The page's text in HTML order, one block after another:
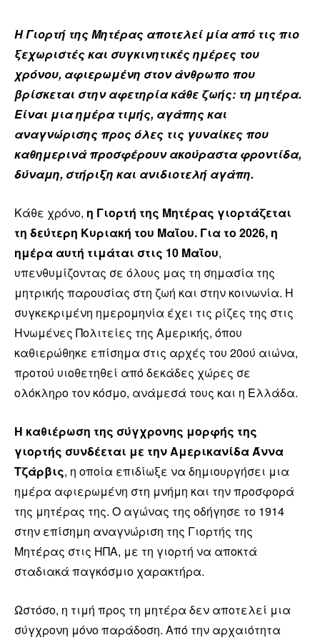
Η Γιορτή της Μητέρας αποτελεί μία από τις πιο
ξεχωριστές και συγκινητικές ημέρες του
χρόνου, αφιερωμένη στον άνθρωπο που
βρίσκεται στην αφετηρία κάθε ζωής: τη μητέρα.
Είναι μια ημέρα τιμής, αγάπης και
αναγνώρισης προς όλες τις γυναίκες που
καθημερινά προσφέρουν ακούραστα φροντίδα,
δύναμη, στήριξη και ανιδιοτελή αγάπη.
Κάθε χρόνο, η Γιορτή της Μητέρας γιορτάζεται
τη δεύτερη Κυριακή του Μαΐου. Για το 2026, η
ημέρα αυτή τιμάται στις 10 Μαΐου,
υπενθυμίζοντας σε όλους μας τη σημασία της
μητρικής παρουσίας στη ζωή και στην κοινωνία. Η
συγκεκριμένη ημερομηνία έχει τις ρίζες της στις
Ηνωμένες Πολιτείες της Αμερικής, όπου
καθιερώθηκε επίσημα στις αρχές του 20ού αιώνα,
προτού υιοθετηθεί από δεκάδες χώρες σε
ολόκληρο τον κόσμο, ανάμεσά τους και η Ελλάδα.
Η καθιέρωση της σύγχρονης μορφής της
γιορτής συνδέεται με την Αμερικανίδα Άννα
Τζάρβις, η οποία επιδίωξε να δημιουργήσει μια
ημέρα αφιερωμένη στη μνήμη και την προσφορά
της μητέρας της. Ο αγώνας της οδήγησε το 1914
στην επίσημη αναγνώριση της Γιορτής της
Μητέρας στις ΗΠΑ, με τη γιορτή να αποκτά
σταδιακά παγκόσμιο χαρακτήρα.
Ωστόσο, η τιμή προς τη μητέρα δεν αποτελεί μια
σύγχρονη μόνο παράδοση. Από την αρχαιότητα